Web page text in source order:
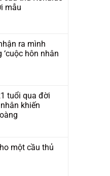
mẫu
ra mình
hôn nhân
tuổi qua đời
khiến
một cầu thủ